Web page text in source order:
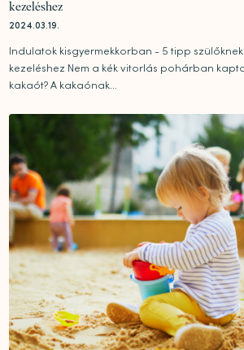
kezeléshez
2024.03.19.
Indulatok kisgyermekkorban - 5 tipp
kezeléshez Nem a kék vitorlás pohárban
kakaót? A kakaónak...